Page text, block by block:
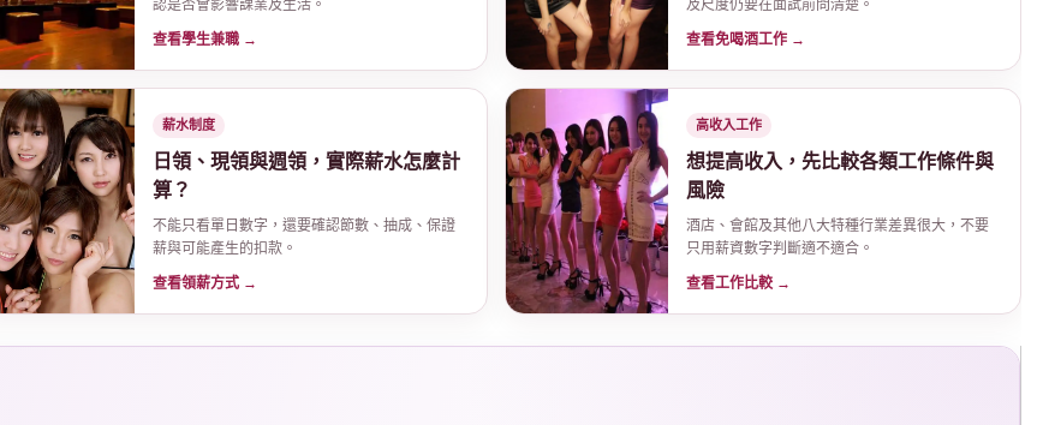
認是否會影響課業及生活。
查看學生兼職 →
及尺度仍要在面試前問清楚。
查看免喝酒工作 →
薪水制度
日領、現領與週領，實際薪水怎麼計
算？
不能只看單日數字，還要確認節數、抽成、保證
薪與可能產生的扣款。
查看領薪方式 →
高收入工作
想提高收入，先比較各類工作條件與
風險
酒店、會館及其他八大特種行業差異很大，不要
只用薪資數字判斷適不適合。
查看工作比較 →